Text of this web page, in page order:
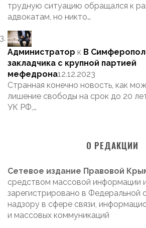
трудную ситуацию обращался к
адвокатам, но никто…
Администратор к В
закладчика с крупной партией
мефедрона12.12.2023
Странная конечно новость, как
лишение свободы на срок до 20
УК РФ,…
О РЕДАКЦИИ
Сетевое издание Правовой
средством массовой информации
зарегистрировано в Федеральной
надзору в сфере связи,
и массовых коммуникаций